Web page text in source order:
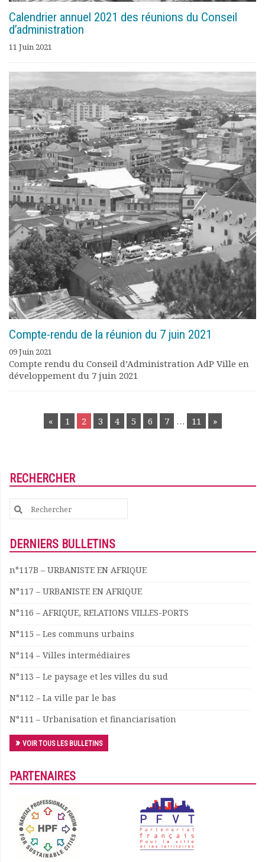
Calendrier annuel 2021 des réunions du Conseil
d’administration
11 Juin 2021
Compte-rendu de la réunion du 7 juin 2021
09 Juin 2021
Compte rendu du Conseil d’Administration AdP Ville en
développement du 7 juin 2021
POSTS
NAVIGATION
« 1 2 3 4 5 6 7 … 11 »
RECHERCHER
Search
for:
DERNIERS BULLETINS
n°117B – URBANISTE EN AFRIQUE
N°117 – URBANISTE EN AFRIQUE
N°116 – AFRIQUE, RELATIONS VILLES-PORTS
N°115 – Les communs urbains
N°114 – Villes intermédiaires
N°113 – Le paysage et les villes du sud
N°112 – La ville par le bas
N°111 – Urbanisation et financiarisation
VOIR TOUS LES BULLETINS
PARTENAIRES